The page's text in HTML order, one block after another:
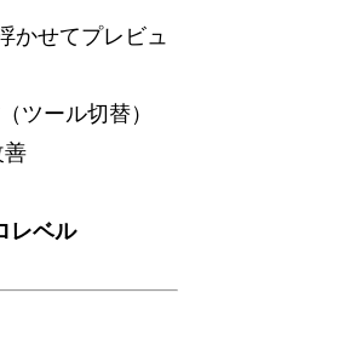
かせてプレビュ
ツール切替）
善
レベル